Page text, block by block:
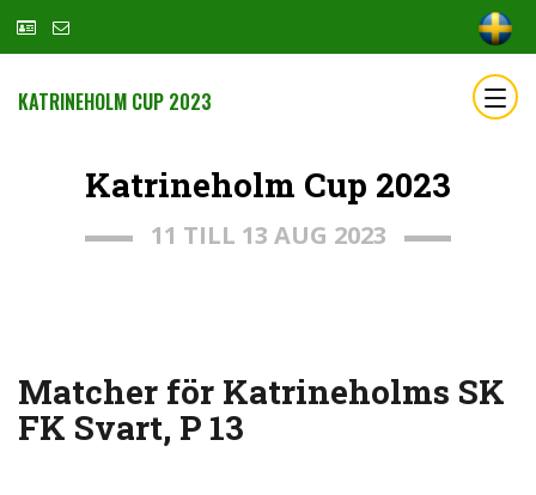
KATRINEHOLM CUP 2023
Katrineholm Cup 2023
11 TILL 13 AUG 2023
Matcher för Katrineholms SK
FK Svart, P 13